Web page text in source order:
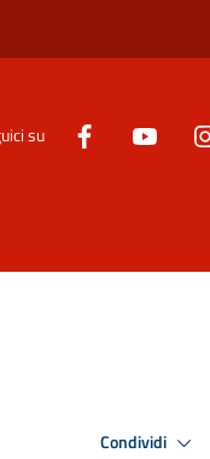
su
Condividi